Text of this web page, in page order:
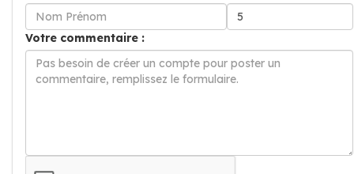
Votre commentaire :